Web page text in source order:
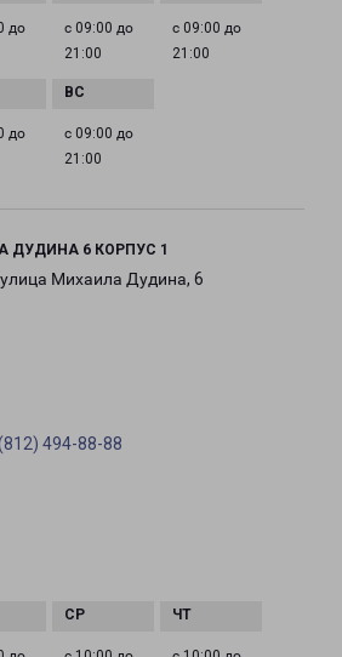
до
с 09:00 до
21:00
с 09:00 до
21:00
до
с 09:00 до
21:00
ДУДИНА 6 КОРПУС 1
Михаила Дудина, 6
494-88-88